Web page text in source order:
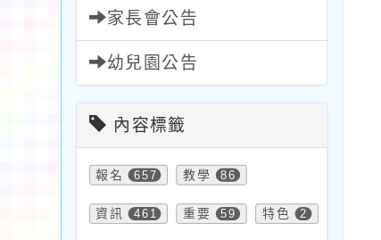
家長會公告
幼兒園公告
內容標籤
報名 657 教學 86
資訊 461 重要 59 特色 2